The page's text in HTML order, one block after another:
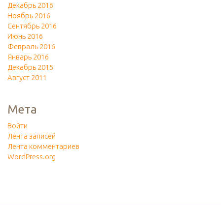
Декабрь 2016
Ноябрь 2016
Сентябрь 2016
Июнь 2016
Февраль 2016
Январь 2016
Декабрь 2015
Август 2011
Мета
Войти
Лента записей
Лента комментариев
WordPress.org